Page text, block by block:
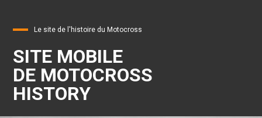
Le site de l'histoire du Motocross
SITE MOBILE
DE MOTOCROSS
HISTORY